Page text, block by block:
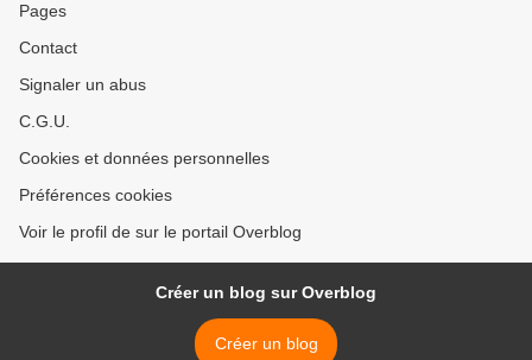
Pages
Contact
Signaler un abus
C.G.U.
Cookies et données personnelles
Préférences cookies
Voir le profil de sur le portail Overblog
Créer un blog sur Overblog
Créer un blog